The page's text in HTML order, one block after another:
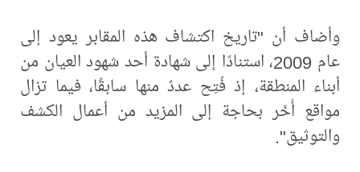
وأضاف أن "تاريخ اكتشاف هذه المقابر يعود إلى
عام 2009، استنادًا إلى شهادة أحد شهود العيان من
أبناء المنطقة، إذ فُتِح عددٌ منها سابقًا، فيما تزال
مواقع أُخَر بحاجة إلى المزيد من أعمال الكشف
والتوثيق".